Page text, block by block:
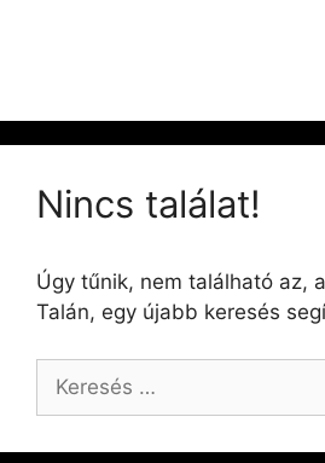
Nincs találat!
Úgy tűnik, nem található az,
Talán, egy újabb keresés